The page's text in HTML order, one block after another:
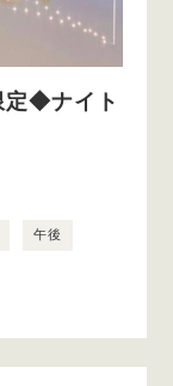
定◆ナイト
午後